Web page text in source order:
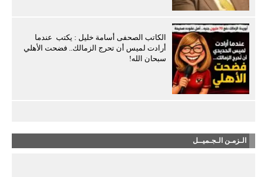
الكاتب الصحفى أسامة خليل : يكتب عندما
أرادت لميس أن تحرج الزمالك.. فضحت الأهلي
سبحان الله!
الـزمـن الـجـميــل